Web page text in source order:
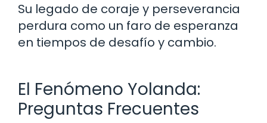
Su legado de coraje y perseverancia
perdura como un faro de esperanza
en tiempos de desafío y cambio.
El Fenómeno Yolanda:
Preguntas Frecuentes